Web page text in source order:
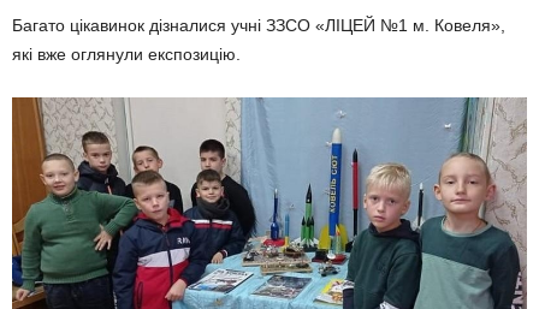
Багато цікавинок дізналися учні ЗЗСО «ЛІЦЕЙ №1 м. Ковеля»,
які вже оглянули експозицію.